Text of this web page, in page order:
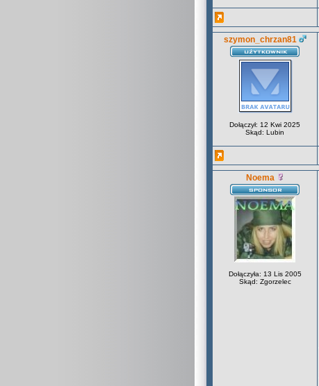
szymon_chrzan81
Dołączył: 12 Kwi 2025
Skąd: Lubin
Noema
Dołączyła: 13 Lis 2005
Skąd: Zgorzelec